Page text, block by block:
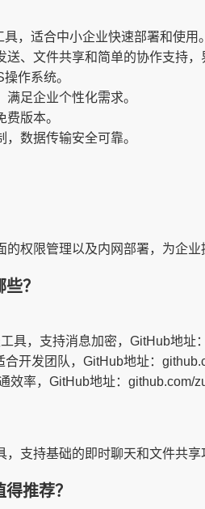
具，适合中小企业快速部署和使用。
、文件共享和简单的协作支持，
作系统。
足企业个性化需求。
费版本。
数据传输安全可靠。
权限管理以及内网部署，为企业
？
具，支持消息加密，GitHub地址
开发团队，GitHub地址：
效率，GitHub地址：github.com/
，支持基础的即时聊天和文件共享
推荐？